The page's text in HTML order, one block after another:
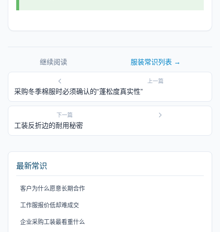
继续阅读 服装常识列表 →
上一篇
采购冬季棉服时必须确认的“蓬松度真实性”
下一篇
工装反折边的耐用秘密
最新常识
客户为什么愿意长期合作
工作服报价低却难成交
企业采购工装最看重什么